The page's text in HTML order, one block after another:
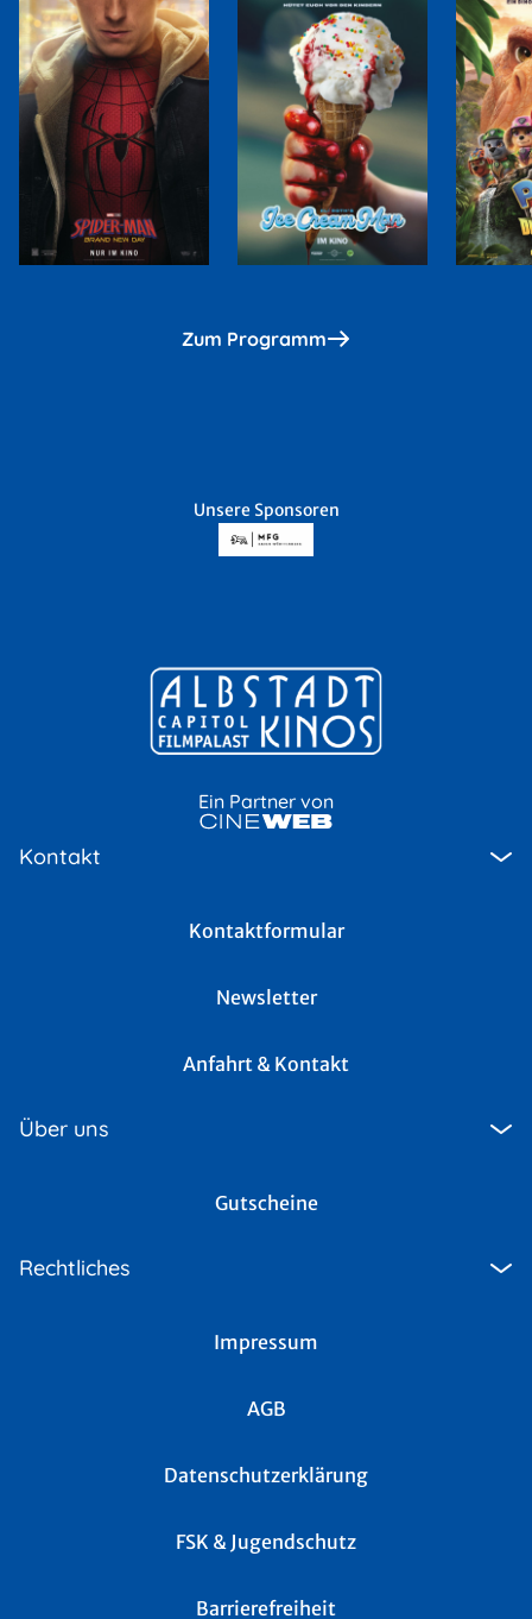
Zum Programm
Unsere Sponsoren
Ein Partner von
Kontakt
Kontaktformular
Newsletter
Anfahrt & Kontakt
Über uns
Gutscheine
Rechtliches
Impressum
AGB
Datenschutzerklärung
FSK & Jugendschutz
Barrierefreiheit